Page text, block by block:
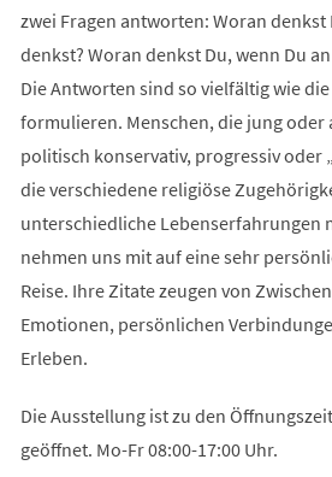
zwei Fragen antworten: Woran denkst
denkst? Woran denkst Du, wenn Du
Die Antworten sind so vielfältig wie
formulieren. Menschen, die jung oder
politisch konservativ, progressiv oder
die verschiedene religiöse
unterschiedliche Lebenserfahrungen
nehmen uns mit auf eine sehr
Reise. Ihre Zitate zeugen von
Emotionen, persönlichen
Erleben.
Die Ausstellung ist zu den
geöffnet. Mo-Fr 08:00-17:00 Uhr.